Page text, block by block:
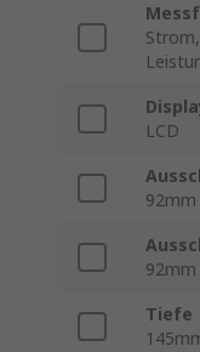
LCD
92mm
92mm
Tiefe